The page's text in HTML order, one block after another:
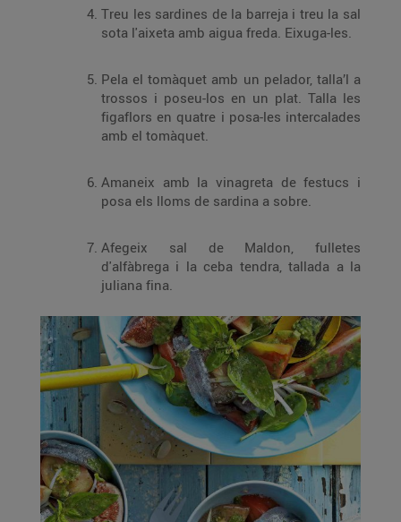
Treu les sardines de la barreja i treu la sal
sota l'aixeta amb aigua freda. Eixuga-les.
Pela el tomàquet amb un pelador, talla’l a
trossos i poseu-los en un plat. Talla les
figaflors en quatre i posa-les intercalades
amb el tomàquet.
Amaneix amb la vinagreta de festucs i
posa els lloms de sardina a sobre.
Afegeix sal de Maldon, fulletes
d'alfàbrega i la ceba tendra, tallada a la
juliana fina.